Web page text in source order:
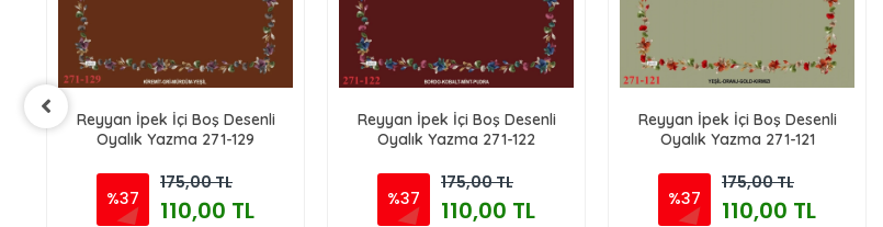
Reyyan İpek İçi Boş Desenli
Oyalık Yazma 271-129
%37
175,00 TL
110,00 TL
Reyyan İpek İçi Boş Desenli
Oyalık Yazma 271-122
%37
175,00 TL
110,00 TL
Reyyan İpek İçi Boş Desenli
Oyalık Yazma 271-121
%37
175,00 TL
110,00 TL